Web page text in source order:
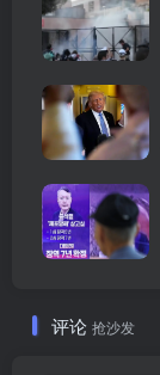
评论 抢沙发